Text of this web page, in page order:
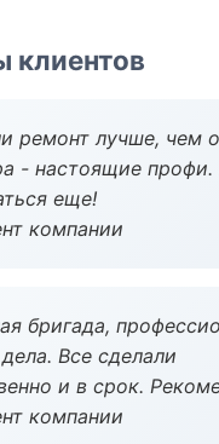
клиентов
ремонт лучше, чем
- настоящие профи.
еще!
компании
бригада,
Все сделали
и в срок.
компании